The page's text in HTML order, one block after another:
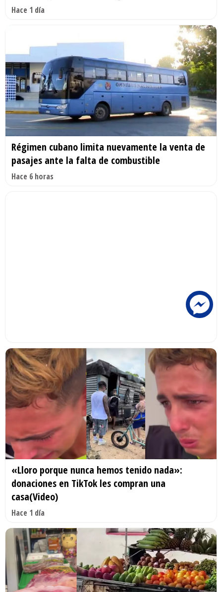
Hace 1 día
Régimen cubano limita nuevamente la venta de
pasajes ante la falta de combustible
Hace 6 horas
«Lloro porque nunca hemos tenido nada»:
donaciones en TikTok les compran una
casa(Video)
Hace 1 día